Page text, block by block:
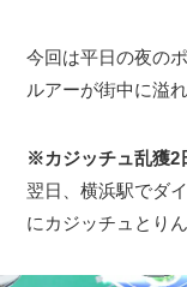
今回は平日の夜の
ルアーが街中に溢
※カジッチュ乱獲
翌日、横浜駅でダ
にカジッチュとり